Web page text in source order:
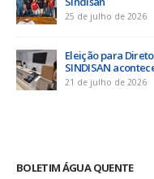
25 de julho de 2026
Eleição para
SINDISAN
21 de julho de 2026
BOLETIM ÁGUA QUENTE